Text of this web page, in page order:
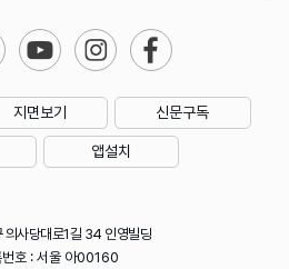
지면보기 신문구독
앱설치
의사당대로1길 34 인영빌딩
호 : 서울 아00160